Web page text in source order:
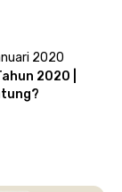
2020
2020 |